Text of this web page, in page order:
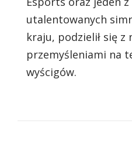
utalentowanych
kraju, podzielił się z
przemyśleniami na
wyścigów.